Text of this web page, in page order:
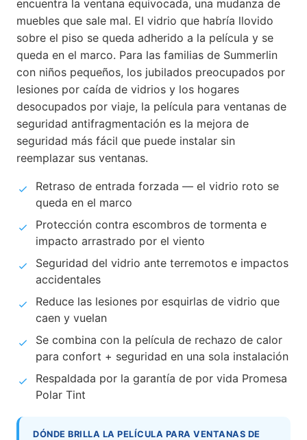
encuentra la ventana equivocada, una mudanza de
muebles que sale mal. El vidrio que habría llovido
sobre el piso se queda adherido a la película y se
queda en el marco. Para las familias de Summerlin
con niños pequeños, los jubilados preocupados por
lesiones por caída de vidrios y los hogares
desocupados por viaje, la película para ventanas de
seguridad antifragmentación es la mejora de
seguridad más fácil que puede instalar sin
reemplazar sus ventanas.
Retraso de entrada forzada — el vidrio roto se
queda en el marco
Protección contra escombros de tormenta e
impacto arrastrado por el viento
Seguridad del vidrio ante terremotos e impactos
accidentales
Reduce las lesiones por esquirlas de vidrio que
caen y vuelan
Se combina con la película de rechazo de calor
para confort + seguridad en una sola instalación
Respaldada por la garantía de por vida Promesa
Polar Tint
DÓNDE BRILLA LA PELÍCULA PARA VENTANAS DE